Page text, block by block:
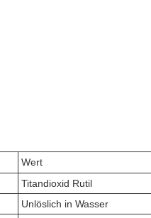
Wert
Titandioxid Rutil
Unlöslich in Wasser